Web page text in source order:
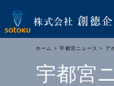
ホーム >宇都宮ニュース >
宇都宮